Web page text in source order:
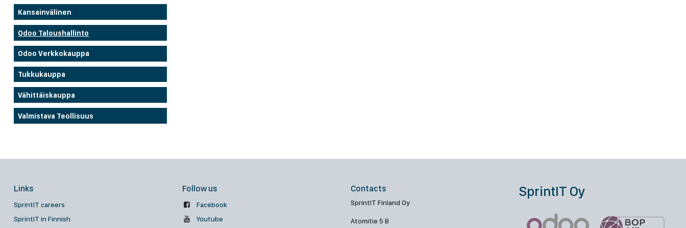
Kansainvälinen
Odoo Taloushallinto
Odoo Verkkokauppa
Tukkukauppa
Vähittäiskauppa
Valmistava Teollisuus
Links
SprintIT careers
SprintIT in Finnish
Follow us
Facebook
Youtube
Contacts
SprintIT Finland Oy
Atomitie 5 B
SprintIT Oy